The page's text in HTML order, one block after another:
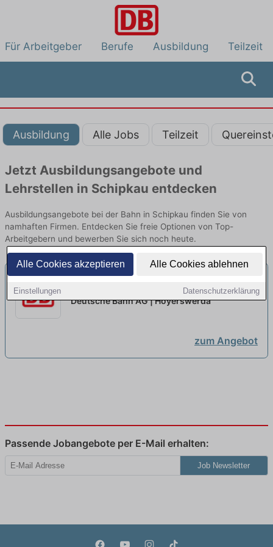
Alle Cookies akzeptieren Alle Cookies ablehnen
Einstellungen Datenschutzerklärung
Für Arbeitgeber Berufe Ausbildung Teilzeit
Ausbildung Alle Jobs Teilzeit
Jetzt Ausbildungsangebote und
Lehrstellen in Schipkau entdecken
Ausbildungsangebote bei der Bahn in Schipkau finden Sie von
namhaften Firmen. Entdecken Sie freie Optionen von Top-
Arbeitgebern und bewerben Sie sich noch heute.
2027 (w/m/d) neu
Deutsche Bahn AG | Hoyerswerda
zum Angebot
Passende Jobangebote per E-Mail erhalten:
Job Newsletter